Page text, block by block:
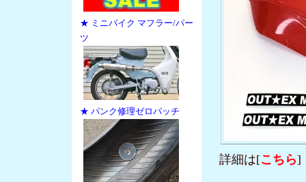
★ ミニバイク マフラー/パー
ツ
★ パンク修理ゼロパッチ
詳細は[こちら]